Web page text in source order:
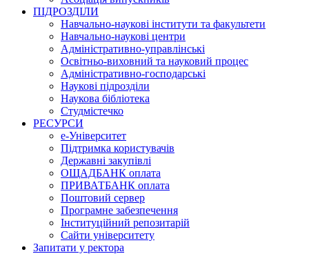
ПІДРОЗДІЛИ
Навчально-наукові інститути та факультети
Навчально-наукові центри
Адміністративно-управлінські
Освітньо-виховний та науковий процес
Адміністративно-господарські
Наукові підрозділи
Наукова бібліотека
Студмістечко
РЕСУРСИ
е-Університет
Підтримка користувачів
Державні закупівлі
ОЩАДБАНК оплата
ПРИВАТБАНК оплата
Поштовий сервер
Програмне забезпечення
Інституційний репозитарій
Сайти університету
Запитати у ректора